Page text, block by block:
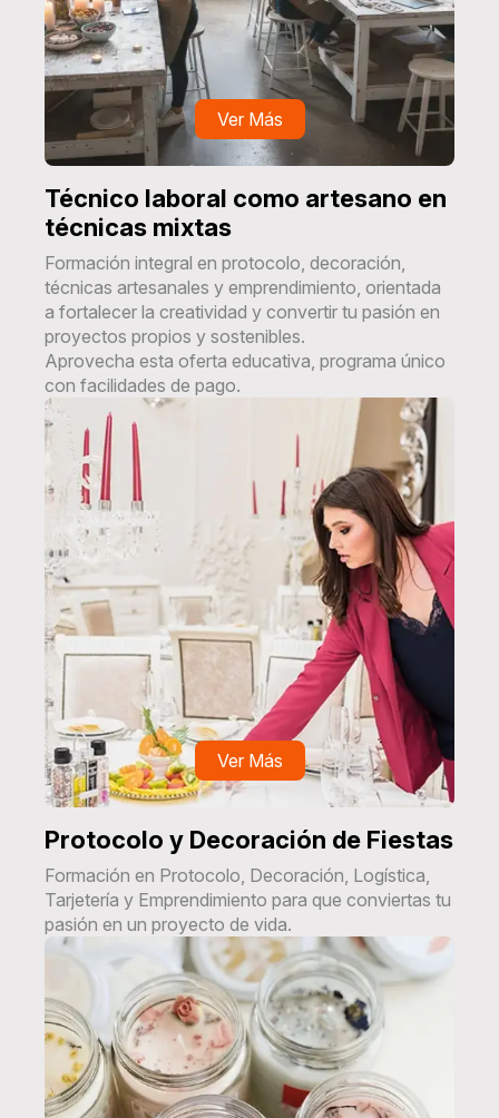
Ver Más
Técnico laboral como artesano en
técnicas mixtas
Formación integral en protocolo, decoración,
técnicas artesanales y emprendimiento, orientada
a fortalecer la creatividad y convertir tu pasión en
proyectos propios y sostenibles.
Aprovecha esta oferta educativa, programa único
con facilidades de pago.
Ver Más
Protocolo y Decoración de Fiestas
Formación en Protocolo, Decoración, Logística,
Tarjetería y Emprendimiento para que conviertas tu
pasión en un proyecto de vida.